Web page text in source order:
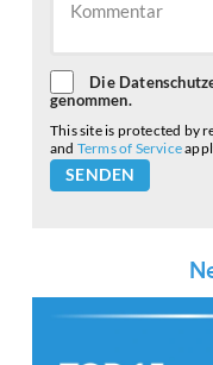
Die
genommen.
This site is protected by
and Terms of Service
Please
leave